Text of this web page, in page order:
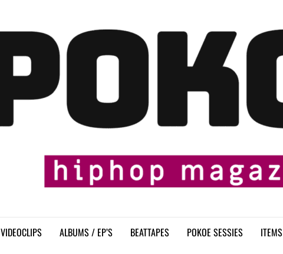
VIDEOCLIPS ALBUMS / EP’S BEATTAPES POKOE SESSIES ITEMS